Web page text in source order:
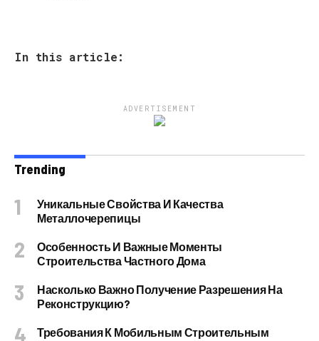
In this article:
ADVERTISEMENT
Trending
Уникальные Свойства И Качества
Металлочерепицы
Особенность И Важные Моменты
Строительства Частного Дома
Насколько Важно Получение Разрешения На
Реконструкцию?
Требования К Мобильным Строительным